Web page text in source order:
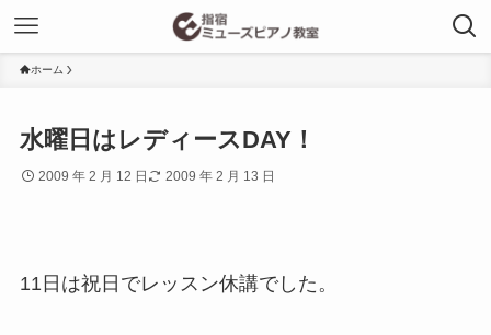
ホーム
水曜日はレディースDAY！
2009 年 2 月 12 日 2009 年 2 月 13 日
11日は祝日でレッスン休講でした。